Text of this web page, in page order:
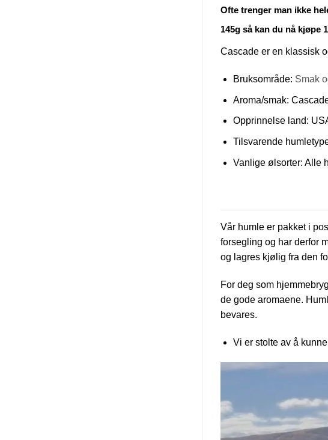
Ofte trenger man ikke
145g så kan du nå kjøpe
Cascade er en klassisk
Bruksområde: Smak
Aroma/smak:
Opprinnelse land:
Tilsvarende
Vanlige ølsorter: Alle
Vår humle er pakket i
forsegling og har derfor
og lagres kjølig fra den
For deg som
de gode aromaene.
bevares.
Vi er stolte av å